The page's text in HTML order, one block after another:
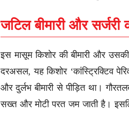
जटिल बीमारी और सर्जरी
इस मासूम किशोर की बीमारी और
दरअसल, यह किशोर ‘कांस्ट्रिक्टिव
और दुर्लभ बीमारी से पीड़ित था।
सख्त और मोटी परत जम जाती है।